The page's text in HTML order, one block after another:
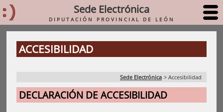
Sede Electrónica
DIPUTACIÓN PROVINCIAL DE LEÓN
ACCESIBILIDAD
Sede Electrónica > Accesibilidad
DECLARACIÓN DE ACCESIBILIDAD